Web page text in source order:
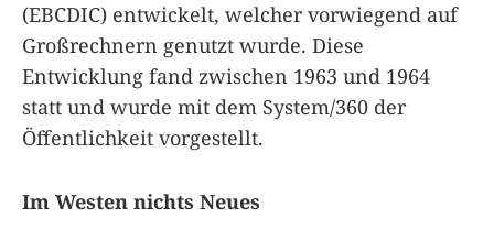
(EBCDIC) entwickelt, welcher vorwiegend auf
Großrechnern genutzt wurde. Diese
Entwicklung fand zwischen 1963 und 1964
statt und wurde mit dem System/360 der
Öffentlichkeit vorgestellt.
Im Westen nichts Neues